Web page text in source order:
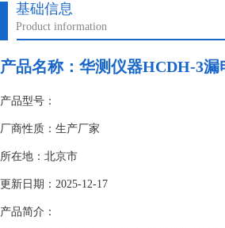
基础信息
Product information
产品名称： 华测仪器HCDH-3漏
产品型号：
厂商性质：生产厂家
所在地：北京市
更新日期：2025-12-17
产品简介：